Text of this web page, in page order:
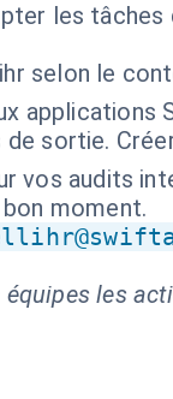
les
selon le
applications
sortie.
vos audits
moment.
les